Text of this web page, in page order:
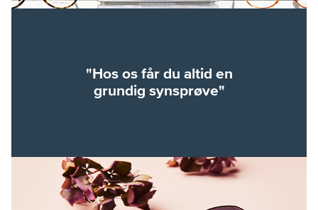
"Hos os får du altid en
grundig synsprøve"